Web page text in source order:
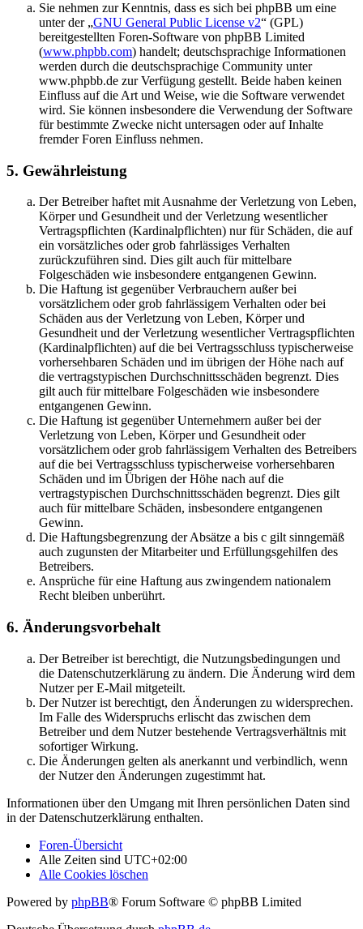
Sie nehmen zur Kenntnis, dass es sich bei phpBB um eine
unter der „GNU General Public License v2“ (GPL)
bereitgestellten Foren-Software von phpBB Limited
(www.phpbb.com) handelt; deutschsprachige Informationen
werden durch die deutschsprachige Community unter
www.phpbb.de zur Verfügung gestellt. Beide haben keinen
Einfluss auf die Art und Weise, wie die Software verwendet
wird. Sie können insbesondere die Verwendung der Software
für bestimmte Zwecke nicht untersagen oder auf Inhalte
fremder Foren Einfluss nehmen.
5. Gewährleistung
Der Betreiber haftet mit Ausnahme der Verletzung von Leben,
Körper und Gesundheit und der Verletzung wesentlicher
Vertragspflichten (Kardinalpflichten) nur für Schäden, die auf
ein vorsätzliches oder grob fahrlässiges Verhalten
zurückzuführen sind. Dies gilt auch für mittelbare
Folgeschäden wie insbesondere entgangenen Gewinn.
Die Haftung ist gegenüber Verbrauchern außer bei
vorsätzlichem oder grob fahrlässigem Verhalten oder bei
Schäden aus der Verletzung von Leben, Körper und
Gesundheit und der Verletzung wesentlicher Vertragspflichten
(Kardinalpflichten) auf die bei Vertragsschluss typischerweise
vorhersehbaren Schäden und im übrigen der Höhe nach auf
die vertragstypischen Durchschnittsschäden begrenzt. Dies
gilt auch für mittelbare Folgeschäden wie insbesondere
entgangenen Gewinn.
Die Haftung ist gegenüber Unternehmern außer bei der
Verletzung von Leben, Körper und Gesundheit oder
vorsätzlichem oder grob fahrlässigem Verhalten des Betreibers
auf die bei Vertragsschluss typischerweise vorhersehbaren
Schäden und im Übrigen der Höhe nach auf die
vertragstypischen Durchschnittsschäden begrenzt. Dies gilt
auch für mittelbare Schäden, insbesondere entgangenen
Gewinn.
Die Haftungsbegrenzung der Absätze a bis c gilt sinngemäß
auch zugunsten der Mitarbeiter und Erfüllungsgehilfen des
Betreibers.
Ansprüche für eine Haftung aus zwingendem nationalem
Recht bleiben unberührt.
6. Änderungsvorbehalt
Der Betreiber ist berechtigt, die Nutzungsbedingungen und
die Datenschutzerklärung zu ändern. Die Änderung wird dem
Nutzer per E-Mail mitgeteilt.
Der Nutzer ist berechtigt, den Änderungen zu widersprechen.
Im Falle des Widerspruchs erlischt das zwischen dem
Betreiber und dem Nutzer bestehende Vertragsverhältnis mit
sofortiger Wirkung.
Die Änderungen gelten als anerkannt und verbindlich, wenn
der Nutzer den Änderungen zugestimmt hat.
Informationen über den Umgang mit Ihren persönlichen Daten sind
in der Datenschutzerklärung enthalten.
Foren-Übersicht
Alle Zeiten sind UTC+02:00
Alle Cookies löschen
Powered by phpBB® Forum Software © phpBB Limited